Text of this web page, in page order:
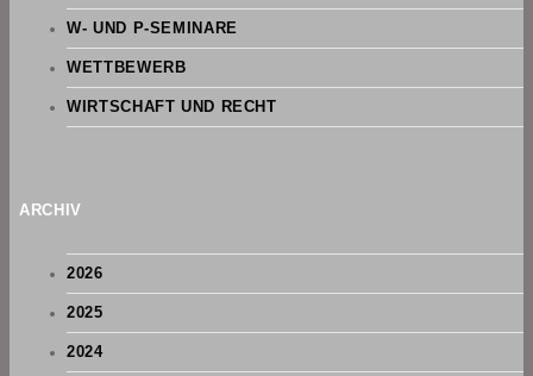
W- UND P-SEMINARE
WETTBEWERB
WIRTSCHAFT UND RECHT
ARCHIV
2026
2025
2024